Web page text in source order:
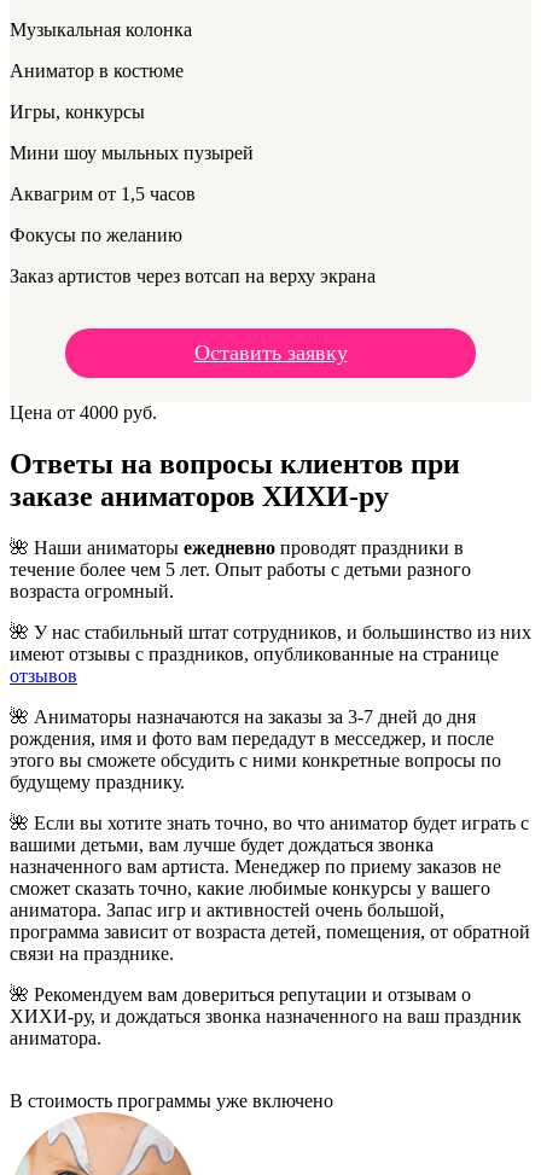
Музыкальная колонка
Аниматор в костюме
Игры, конкурсы
Мини шоу мыльных пузырей
Аквагрим от 1,5 часов
Фокусы по желанию
Заказ артистов через вотсап на верху экрана
Оставить заявку
Цена от 4000 руб.
Ответы на вопросы клиентов при
заказе аниматоров ХИХИ-ру
🌺 Наши аниматоры ежедневно проводят праздники в
течение более чем 5 лет. Опыт работы с детьми разного
возраста огромный.
🌺 У нас стабильный штат сотрудников, и большинство из них
имеют отзывы с праздников, опубликованные на странице
отзывов
🌺 Аниматоры назначаются на заказы за 3-7 дней до дня
рождения, имя и фото вам передадут в месседжер, и после
этого вы сможете обсудить с ними конкретные вопросы по
будущему празднику.
🌺 Если вы хотите знать точно, во что аниматор будет играть с
вашими детьми, вам лучше будет дождаться звонка
назначенного вам артиста. Менеджер по приему заказов не
сможет сказать точно, какие любимые конкурсы у вашего
аниматора. Запас игр и активностей очень большой,
программа зависит от возраста детей, помещения, от обратной
связи на празднике.
🌺 Рекомендуем вам довериться репутации и отзывам о
ХИХИ-ру, и дождаться звонка назначенного на ваш праздник
аниматора.
В стоимость программы уже включено